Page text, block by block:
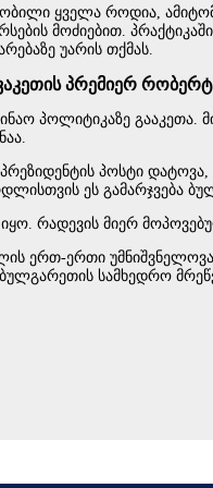
ყველა როდია,
მოძიებით.
უარის თქმას.
პრემიერ
პოლიტიკაზე
პოსტი
ეს გამარჯვება
რადევის მიერ
ერთ-ერთი
სამხედრო